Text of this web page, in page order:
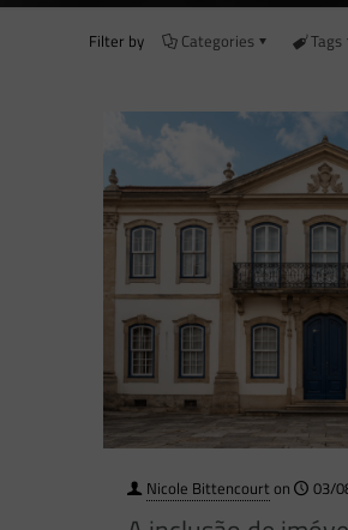
Filter by Categories Tags
Nicole Bittencourton 03/